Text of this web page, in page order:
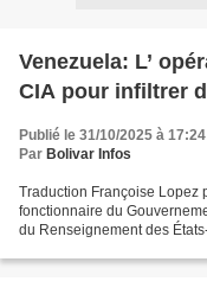
Venezuela: L’
CIA pour infiltrer
Publié le 31/10/2025 à 17:24
Par Bolivar Infos
Traduction Françoise Lopez
fonctionnaire du
du Renseignement des